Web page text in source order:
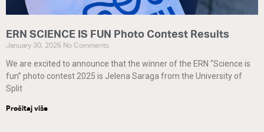
ERN SCIENCE IS FUN Photo Contest Results
January 30, 2026 No Comments
We are excited to announce that the winner of the ERN “Science is
fun” photo contest 2025 is Jelena Saraga from the University of
Split
Pročitaj više